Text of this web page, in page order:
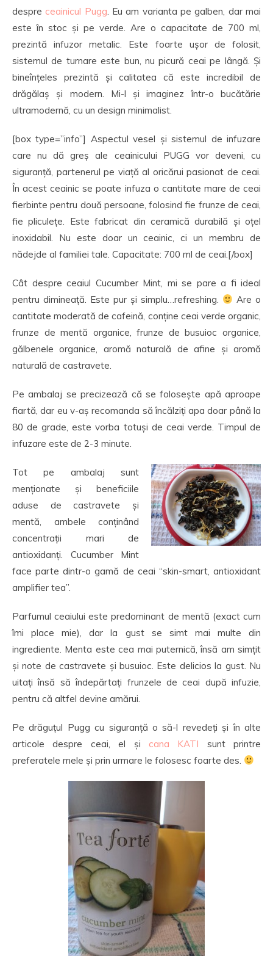
despre ceainicul Pugg. Eu am varianta pe galben, dar mai
este în stoc și pe verde. Are o capacitate de 700 ml,
prezintă infuzor metalic. Este foarte ușor de folosit,
sistemul de turnare este bun, nu picură ceai pe lângă. Și
bineînțeles prezintă și calitatea că este incredibil de
drăgălaș și modern. Mi-l și imaginez într-o bucătărie
ultramodernă, cu un design minimalist.
[box type=”info”] Aspectul vesel și sistemul de infuzare
care nu dă greș ale ceainicului PUGG vor deveni, cu
siguranță, partenerul pe viață al oricărui pasionat de ceai.
În acest ceainic se poate infuza o cantitate mare de ceai
fierbinte pentru două persoane, folosind fie frunze de ceai,
fie pliculețe. Este fabricat din ceramică durabilă și oțel
inoxidabil. Nu este doar un ceainic, ci un membru de
nădejde al familiei tale. Capacitate: 700 ml de ceai.[/box]
Cât despre ceaiul Cucumber Mint, mi se pare a fi ideal
pentru dimineață. Este pur și simplu…refreshing.
Are o
cantitate moderată de cafeină, conține ceai verde organic,
frunze de mentă organice, frunze de busuioc organice,
gălbenele organice, aromă naturală de afine și aromă
naturală de castravete.
Pe ambalaj se precizează că se folosește apă aproape
fiartă, dar eu v-aș recomanda să încălziți apa doar până la
80 de grade, este vorba totuși de ceai verde. Timpul de
infuzare este de 2-3 minute.
Tot pe ambalaj sunt
menționate și beneficiile
aduse de castravete și
mentă, ambele conținând
concentrații mari de
antioxidanți. Cucumber Mint
face parte dintr-o gamă de ceai “skin-smart, antioxidant
amplifier tea”.
Parfumul ceaiului este predominant de mentă (exact cum
îmi place mie), dar la gust se simt mai multe din
ingrediente. Menta este cea mai puternică, însă am simțit
și note de castravete și busuioc. Este delicios la gust. Nu
uitați însă să îndepărtați frunzele de ceai după infuzie,
pentru că altfel devine amărui.
Pe drăguțul Pugg cu siguranță o să-l revedeți și în alte
articole despre ceai, el și cana KATI sunt printre
preferatele mele și prin urmare le folosesc foarte des.